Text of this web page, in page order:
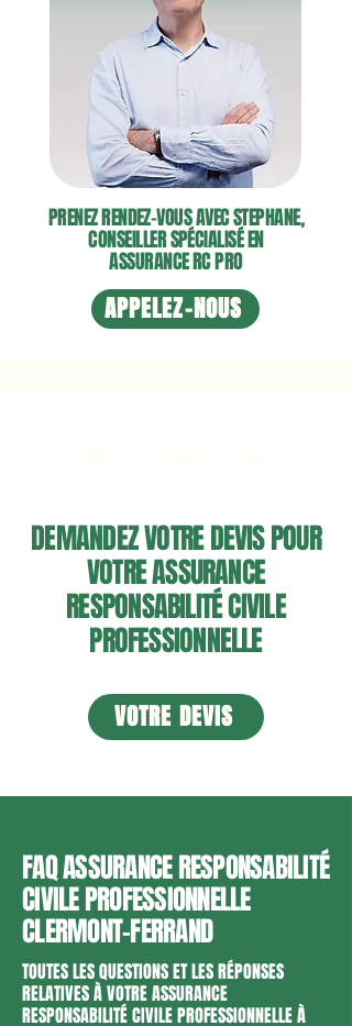
PRENEZ RENDEZ-VOUS AVEC STEPHANE,
CONSEILLER SPÉCIALISÉ EN
ASSURANCE RC PRO
APPELEZ-NOUS
DEMANDEZ VOTRE DEVIS POUR
VOTRE ASSURANCE
RESPONSABILITÉ CIVILE
PROFESSIONNELLE
VOTRE DEVIS
FAQ ASSURANCE RESPONSABILITÉ
CIVILE PROFESSIONNELLE
CLERMONT-FERRAND
TOUTES LES QUESTIONS ET LES RÉPONSES
RELATIVES À VOTRE ASSURANCE
RESPONSABILITÉ CIVILE PROFESSIONNELLE À